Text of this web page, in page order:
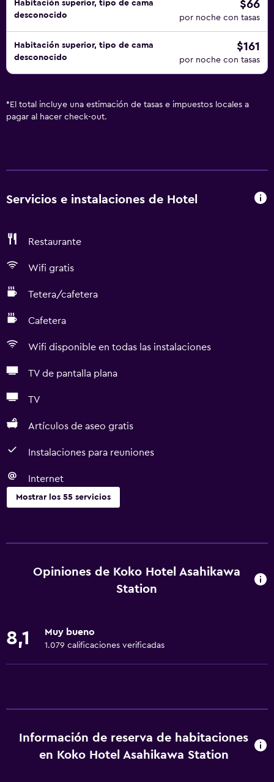
Habitación superior, tipo de cama
desconocido
$66
por noche con tasas
Habitación superior, tipo de cama
desconocido
$161
por noche con tasas
* El total incluye una estimación de tasas e impuestos locales a
pagar al hacer check-out.
Servicios e instalaciones de Hotel
Restaurante
Wifi gratis
Tetera/cafetera
Cafetera
Wifi disponible en todas las instalaciones
TV de pantalla plana
TV
Artículos de aseo gratis
Instalaciones para reuniones
Internet
Mostrar los 55 servicios
Wifi gratis
Wifi disponible en todas las instalaciones
Extinguidor
Artículos de aseo gratis
Gel de ducha
Aire acondicionado
Opiniones de Koko Hotel Asahikawa
Station
8,1 Muy bueno
1.079 calificaciones verificadas
Información de reserva de habitaciones
en Koko Hotel Asahikawa Station